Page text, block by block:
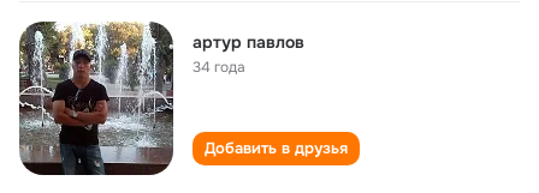
артур павлов
34 года
Добавить в друзья